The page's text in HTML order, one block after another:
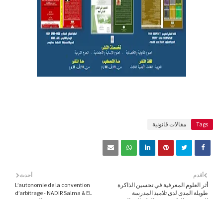
Tags مقالات قانونية
أحدث
L’autonomie de la convention
d’arbitrage - NADIR Salma & EL
أقدم
أثر العلوم المعرفية في تحسين الذاكرة
طويلة المدى لدى تلاميذ المدرسة